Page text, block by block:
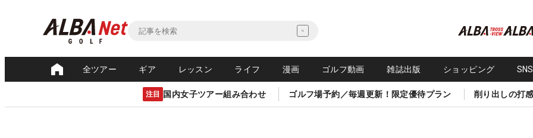
全ツアー ギア レッスン ライフ 漫画 ゴルフ動画 雑誌出版 ショッピング
注目 国内女子ツアー組み合わせ ゴルフ場予約／毎週更新！限定優待プラン 削り出しの打